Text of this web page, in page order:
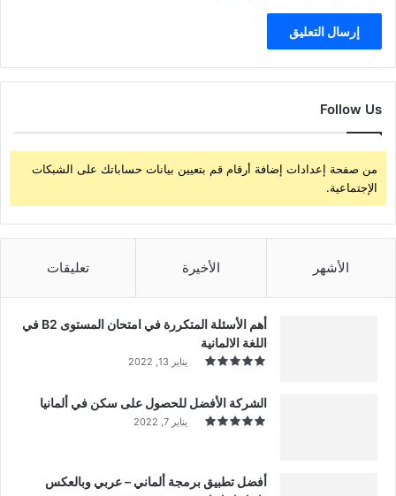
Follow Us
من صفحة إعدادات إضافة أرقام قم بتعيين بيانات حساباتك على الشبكات
الإجتماعية.
الأشهر الأخيرة تعليقات
أهم الأسئلة المتكررة في امتحان المستوى B2 في
اللغة الالمانية
يناير 13, 2022
الشركة الأفضل للحصول على سكن في ألمانيا
يناير 7, 2022
أفضل تطبيق برمجة ألماني – عربي وبالعكس